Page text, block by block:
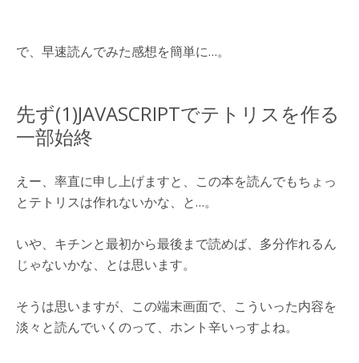
で、早速読んでみた感想を簡単に…。
先ず(1)JAVASCRIPTでテトリスを作る
一部始終
えー、率直に申し上げますと、この本を読んでもちょっ
とテトリスは作れないかな、と…。
いや、キチンと最初から最後まで読めば、多分作れるん
じゃないかな、とは思います。
そうは思いますが、この端末画面で、こういった内容を
淡々と読んでいくのって、ホント辛いっすよね。